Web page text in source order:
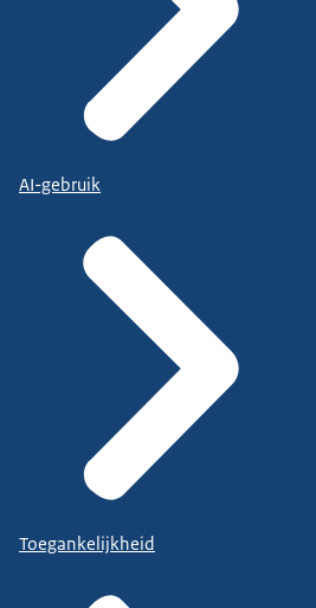
AI-gebruik
Toegankelijkheid